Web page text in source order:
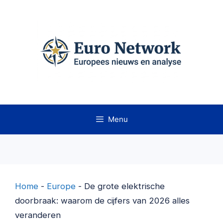
Menu
Home - Europe - De grote elektrische
doorbraak: waarom de cijfers van 2026 alles
veranderen